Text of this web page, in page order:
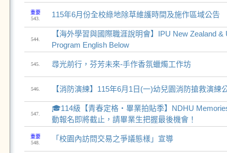
重要
543.
115年6月份全校綠地除草維護時間及施作區域公告
544.
【海外學習與國際職涯說明會】IPU New Zealand &
Program English Below
545. 尋光前行，芬芳未來-手作香氛蠟燭工作坊
546. 【消防演練】115年6月1日(一)幼兒園消防搶救演練
547.
🎓114級【青春定格・畢業拍貼季】NDHU
動報名即將截止，請畢業生把握最後機會！
重要
548.
「校園內訪問交易之爭議態樣」宣導